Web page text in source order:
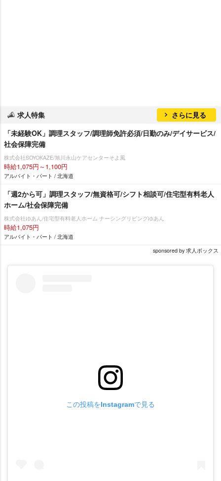
求人特集
さらに見る
「未経験OK」調理スタッフ/調理師免許必須/日勤のみ/デイサービス/
社会保障完備
株式会社SOYOKAZE/旭川永山ケアセンターそよ風
時給1,075円～1,100円
アルバイト・パート / 北海道
「週2から可」調理スタッフ/無資格可/シフト相談可/住宅型有料老人
ホーム/社会保障完備
株式会社ゆあん/住宅型有料老人ホーム ナーシングリビングゆあん
時給1,075円
アルバイト・パート / 北海道
sponsored by 求人ボックス
この投稿をInstagramで見る